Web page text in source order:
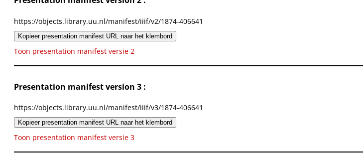
https://objects.library.uu.nl/manifest/iiif/v2/1874-406641
Kopieer presentation manifest URL naar het klembord
Toon presentation manifest versie 2
Presentation manifest version 3 :
https://objects.library.uu.nl/manifest/iiif/v3/1874-406641
Kopieer presentation manifest URL naar het klembord
Toon presentation manifest versie 3